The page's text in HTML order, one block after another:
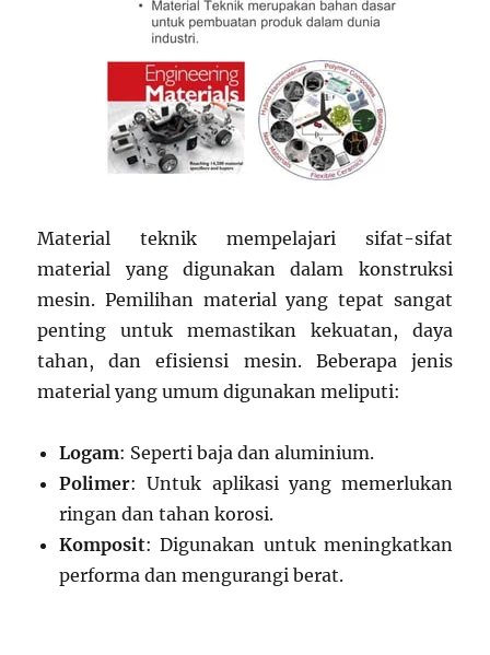
Material teknik mempelajari sifat-sifat
material yang digunakan dalam konstruksi
mesin. Pemilihan material yang tepat sangat
penting untuk memastikan kekuatan, daya
tahan, dan efisiensi mesin. Beberapa jenis
material yang umum digunakan meliputi:
Logam: Seperti baja dan aluminium.
Polimer: Untuk aplikasi yang memerlukan
ringan dan tahan korosi.
Komposit: Digunakan untuk meningkatkan
performa dan mengurangi berat.